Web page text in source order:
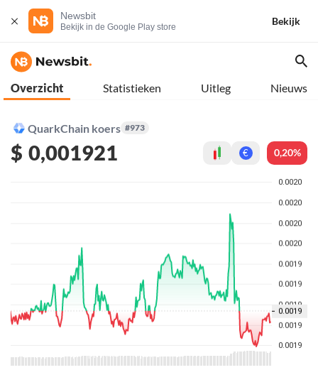
Newsbit
Bekijk in de Google Play store
Bekijk
Overzicht Statistieken Uitleg Nieuws
QuarkChain koers #973
$ 0,001921 € 0,20%